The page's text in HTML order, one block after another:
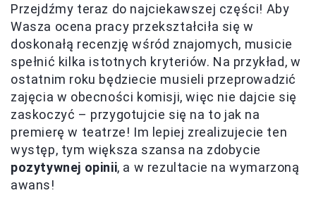
Przejdźmy teraz do najciekawszej części! Aby
Wasza ocena pracy przekształciła się w
doskonałą recenzję wśród znajomych, musicie
spełnić kilka istotnych kryteriów. Na przykład, w
ostatnim roku będziecie musieli przeprowadzić
zajęcia w obecności komisji, więc nie dajcie się
zaskoczyć – przygotujcie się na to jak na
premierę w teatrze! Im lepiej zrealizujecie ten
występ, tym większa szansa na zdobycie
pozytywnej opinii, a w rezultacie na wymarzoną
awans!